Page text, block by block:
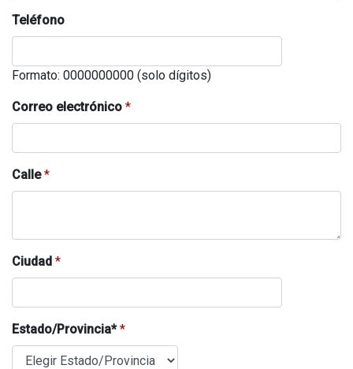
Teléfono
Formato: 0000000000 (solo dígitos)
Correo electrónico *
Calle*
Ciudad *
Estado/Provincia**